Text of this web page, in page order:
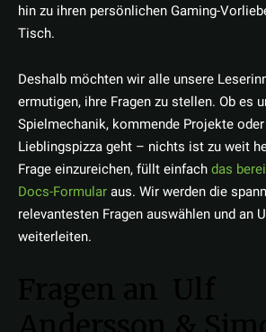
hin zu ihren persönlichen Gaming-
Tisch.
Deshalb möchten wir alle unsere
ermutigen, ihre Fragen zu stellen. Ob es
Spielmechanik, kommende Projekte
Lieblingspizza geht – nichts ist zu weit
Frage einzureichen, füllt einfachdas
Docs-Formularaus. Wir werden die
relevantesten Fragen auswählen und an
weiterleiten.